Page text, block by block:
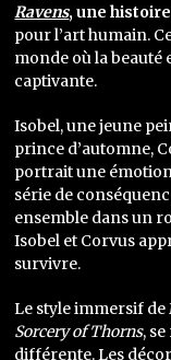
Ravens, une
pour l’art humain.
monde où la beauté
captivante.
Isobel, une jeune
prince d’automne,
portrait une
série de
ensemble dans un
Isobel et Corvus
survivre.
Le style immersif
Sorcery of Thorns,
différente. Les